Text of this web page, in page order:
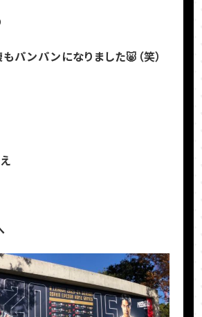
パンパンになりました🐷（笑）